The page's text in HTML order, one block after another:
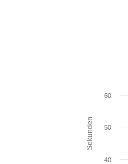
Sekunden
40
50
60